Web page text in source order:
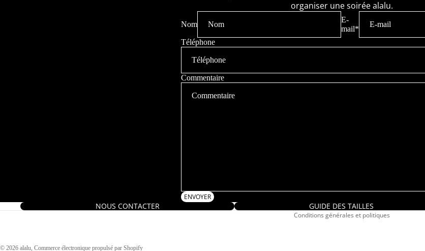
organiser une soirée alalu.
Nom
E-
mail*
Téléphone
Commentaire
ENVOYER
NOUS CONTACTER GUIDE DES TAILLES
© 2026 alalu, Commerce électronique propulsé par Shopify
Conditions générales et politiques